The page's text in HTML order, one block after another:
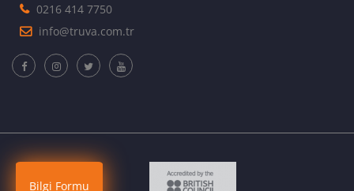
0216 414 7750
info@truva.com.tr
Bilgi Formu